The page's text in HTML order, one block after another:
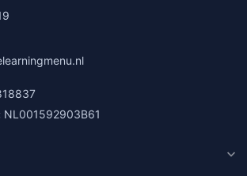
NL001592903B61